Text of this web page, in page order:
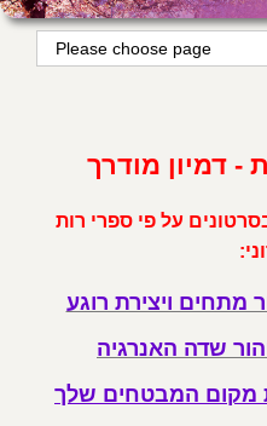
- דמיון מודרך
על פי ספרי רות
מתחים ויצירת רוגע
שדה האנרגיה
מקום המבטחים שלך